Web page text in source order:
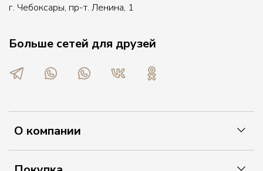
О компании
г. Чебоксары, пр-т. Ленина, 1
Больше сетей для друзей